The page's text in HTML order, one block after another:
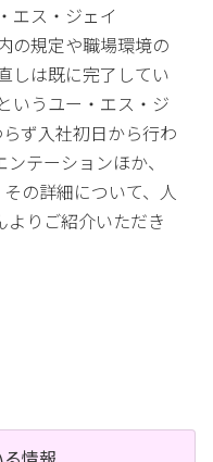
エス・ジェイ
の規定や職場環境の
しは既に完了してい
いうユー・エス・ジ
ず入社初日から行わ
テーションほか、
の詳細について、人
りご紹介いただき